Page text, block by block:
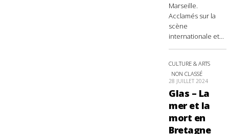
Marseille.
Acclamés sur la
scène
internationale et...
CULTURE & ARTS
NON CLASSÉ
28 JUILLET 2024
Glas – La
mer et la
mort en
Bretagne